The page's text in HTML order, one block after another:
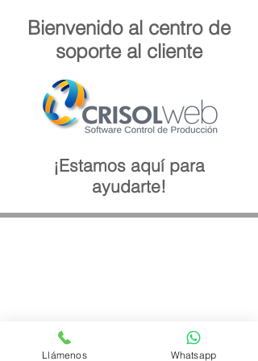
Bienvenido al centro de
soporte al cliente
¡Estamos aquí para
ayudarte!
Llámenos Whatsapp